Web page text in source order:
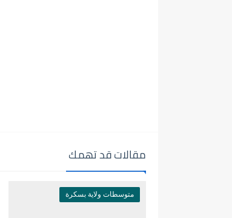
مقالات قد تهمك
متوسطات ولاية بسكرة